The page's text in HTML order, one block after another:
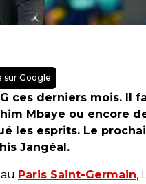
sur Google
ces derniers mois. Il
Mbaye ou encore
les esprits. Le
Jangéal.
Paris Saint-Germain,